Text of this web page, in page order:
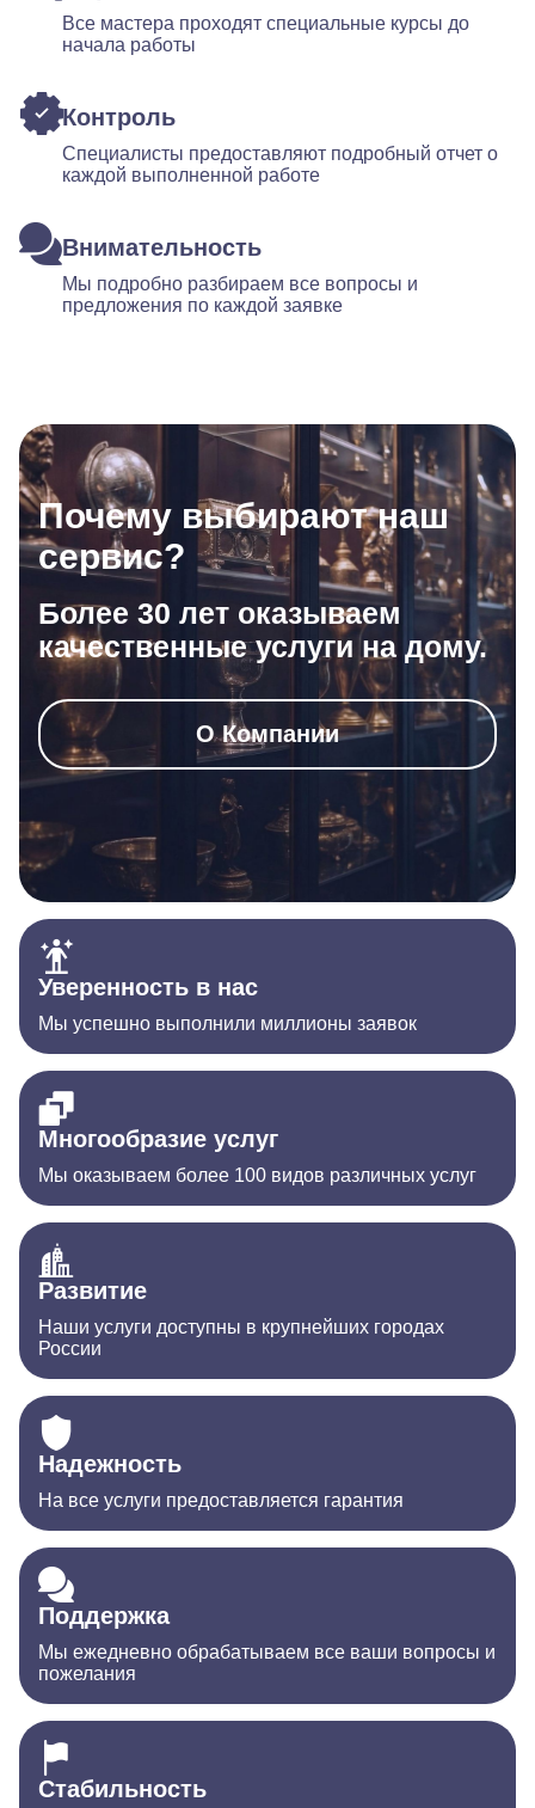
Все мастера проходят специальные курсы до
начала работы
Контроль
Специалисты предоставляют подробный отчет о
каждой выполненной работе
Внимательность
Мы подробно разбираем все вопросы и
предложения по каждой заявке
Почему выбирают наш
сервис?
Более 30 лет оказываем
качественные услуги на дому.
О Компании
Уверенность в нас
Мы успешно выполнили миллионы заявок
Многообразие услуг
Мы оказываем более 100 видов различных услуг
Развитие
Наши услуги доступны в крупнейших городах
России
Надежность
На все услуги предоставляется гарантия
Поддержка
Мы ежедневно обрабатываем все ваши вопросы и
пожелания
Стабильность